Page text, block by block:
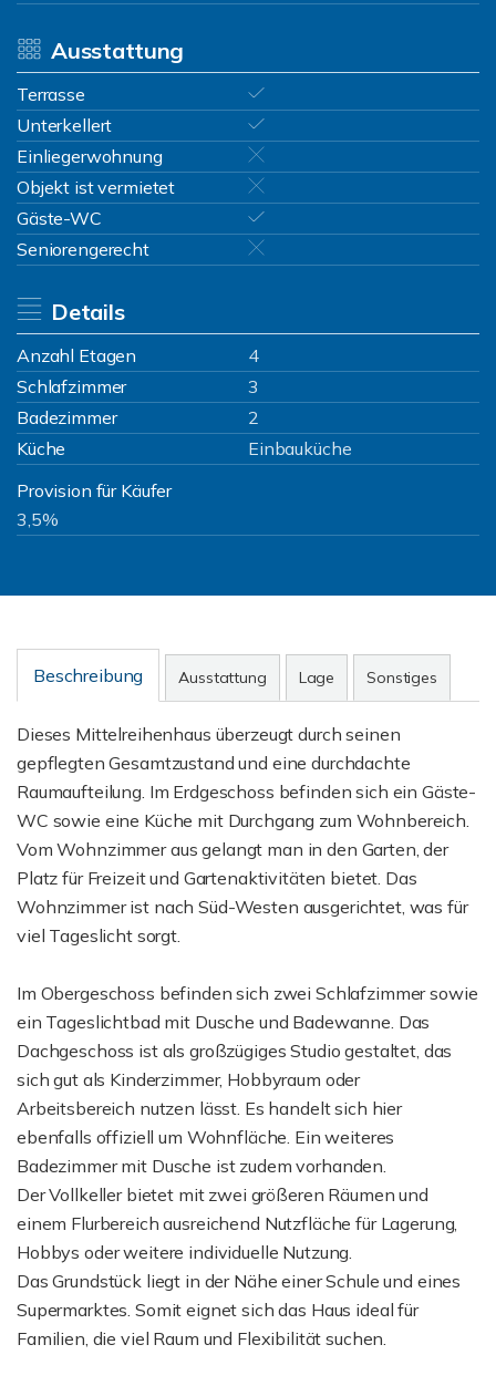
Ausstattung
Terrasse
Unterkellert
Einliegerwohnung
Objekt ist vermietet
Gäste-WC
Seniorengerecht
Details
Anzahl Etagen
4
Schlafzimmer
3
Badezimmer
2
Küche
Einbauküche
Provision für Käufer
3,5%
Beschreibung Ausstattung Lage Sonstiges
Dieses Mittelreihenhaus überzeugt durch seinen
gepflegten Gesamtzustand und eine durchdachte
Raumaufteilung. Im Erdgeschoss befinden sich ein Gäste-
WC sowie eine Küche mit Durchgang zum Wohnbereich.
Vom Wohnzimmer aus gelangt man in den Garten, der
Platz für Freizeit und Gartenaktivitäten bietet. Das
Wohnzimmer ist nach Süd-Westen ausgerichtet, was für
viel Tageslicht sorgt.
Im Obergeschoss befinden sich zwei Schlafzimmer sowie
ein Tageslichtbad mit Dusche und Badewanne. Das
Dachgeschoss ist als großzügiges Studio gestaltet, das
sich gut als Kinderzimmer, Hobbyraum oder
Arbeitsbereich nutzen lässt. Es handelt sich hier
ebenfalls offiziell um Wohnfläche. Ein weiteres
Badezimmer mit Dusche ist zudem vorhanden.
Der Vollkeller bietet mit zwei größeren Räumen und
einem Flurbereich ausreichend Nutzfläche für Lagerung,
Hobbys oder weitere individuelle Nutzung.
Das Grundstück liegt in der Nähe einer Schule und eines
Supermarktes. Somit eignet sich das Haus ideal für
Familien, die viel Raum und Flexibilität suchen.